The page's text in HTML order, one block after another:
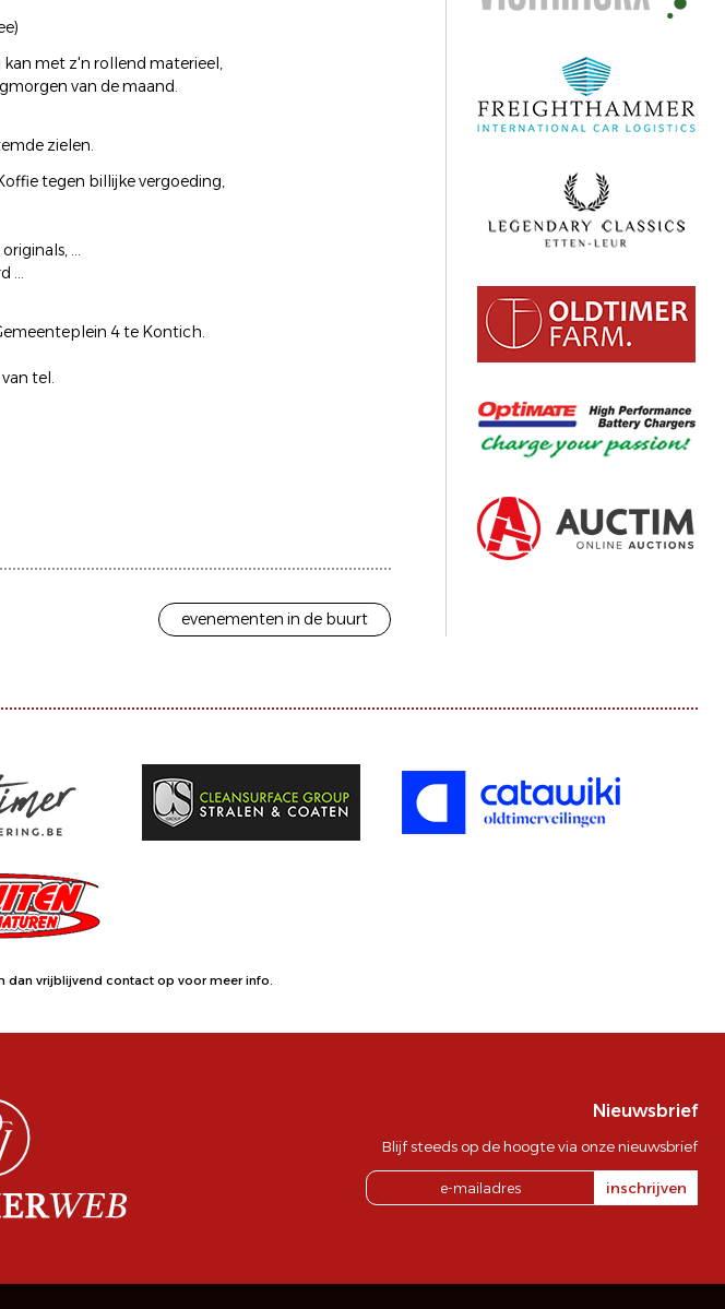
met z'n rollend materieel,
van de maand.
zielen.
tegen billijke vergoeding,
...
...
4 te Kontich.
tel.
evenementen in de buurt
dan vrijblijvend contact op voor meer info.
Nieuwsbrief
Blijf steeds op de hoogte via onze nieuwsbrief
inschrijven